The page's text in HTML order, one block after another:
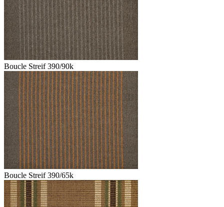
Boucle Streif 390/90k
Boucle Streif 390/65k